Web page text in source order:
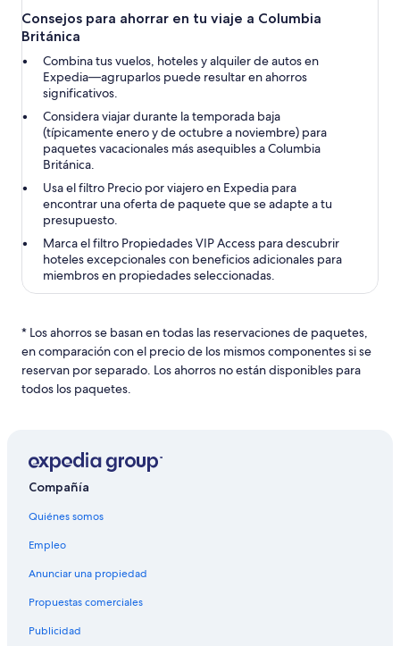
Consejos para ahorrar en tu viaje a Columbia
Británica
Combina tus vuelos, hoteles y alquiler de autos en
Expedia—agruparlos puede resultar en ahorros
significativos.
Considera viajar durante la temporada baja
(típicamente enero y de octubre a noviembre) para
paquetes vacacionales más asequibles a Columbia
Británica.
Usa el filtro Precio por viajero en Expedia para
encontrar una oferta de paquete que se adapte a tu
presupuesto.
Marca el filtro Propiedades VIP Access para descubrir
hoteles excepcionales con beneficios adicionales para
miembros en propiedades seleccionadas.
* Los ahorros se basan en todas las reservaciones de paquetes,
en comparación con el precio de los mismos componentes si se
reservan por separado. Los ahorros no están disponibles para
todos los paquetes.
Compañía
Quiénes somos
Empleo
Anunciar una propiedad
Propuestas comerciales
Publicidad